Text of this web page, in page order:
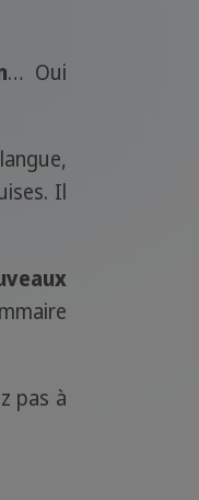
… Oui
Il
pas à